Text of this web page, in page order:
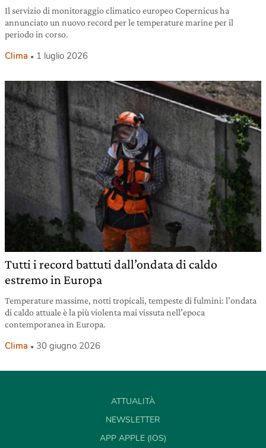
Il servizio di monitoraggio climatico europeo Copernicus ha
annunciato un nuovo record per le temperature marine per il
periodo in corso.
Clima 1 luglio 2026
Tutti i record battuti dall’ondata di caldo
estremo in Europa
Temperature massime, notti tropicali, tempeste di fulmini: l’ondata
di caldo attuale è la più violenta mai vissuta nell’epoca
contemporanea in Europa.
Clima 30 giugno 2026
ATTUALITÀ
NEWSLETTER
APP APPLE (IOS)